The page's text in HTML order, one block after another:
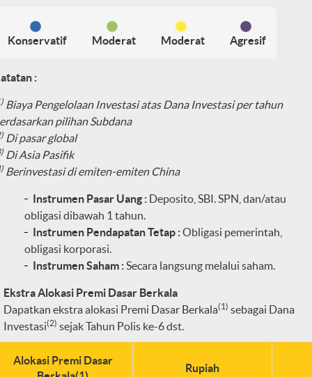
Konservatif Moderat Moderat Agresif
:
Biaya Pengelolaan Investasi atas Dana Investasi per tahun
pilihan Subdana
Di pasar global
Di Asia Pasifik
Berinvestasi di emiten-emiten China
Instrumen Pasar Uang : Deposito, SBI. SPN, dan/atau
obligasi dibawah 1 tahun.
Instrumen Pendapatan Tetap :Obligasi pemerintah,
obligasi korporasi.
Instrumen Saham :Secara langsung melalui saham.
Ekstra Alokasi Premi Dasar Berkala
Dapatkan ekstra alokasi Premi Dasar Berkala(1) sebagai Dana
Investasi(2) sejak Tahun Polis ke-6 dst.
Alokasi Premi Dasar
Rupiah